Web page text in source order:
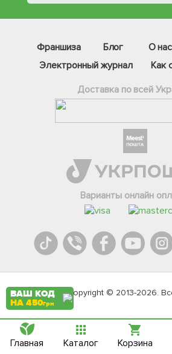
Франшиза Блог О нас
Электронный журнал
Как
Доставка по всей
Варианты онлайн
Agromarket.Copyright © 2013-2026.
ВАШ КОД
НА 450грн
Главная Каталог Корзина